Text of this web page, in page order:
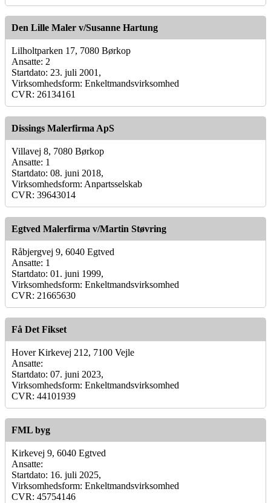
Den Lille Maler v/Susanne Hartung
Lilholtparken 17, 7080 Børkop
Ansatte: 2
Startdato: 23. juli 2001,
Virksomhedsform: Enkeltmandsvirksomhed
CVR: 26134161
Dissings Malerfirma ApS
Villavej 8, 7080 Børkop
Ansatte: 1
Startdato: 08. juni 2018,
Virksomhedsform: Anpartsselskab
CVR: 39643014
Egtved Malerfirma v/Martin Støvring
Råbjergvej 9, 6040 Egtved
Ansatte: 1
Startdato: 01. juni 1999,
Virksomhedsform: Enkeltmandsvirksomhed
CVR: 21665630
Få Det Fikset
Hover Kirkevej 212, 7100 Vejle
Ansatte:
Startdato: 07. juni 2023,
Virksomhedsform: Enkeltmandsvirksomhed
CVR: 44101939
FML byg
Kirkevej 9, 6040 Egtved
Ansatte:
Startdato: 16. juli 2025,
Virksomhedsform: Enkeltmandsvirksomhed
CVR: 45754146